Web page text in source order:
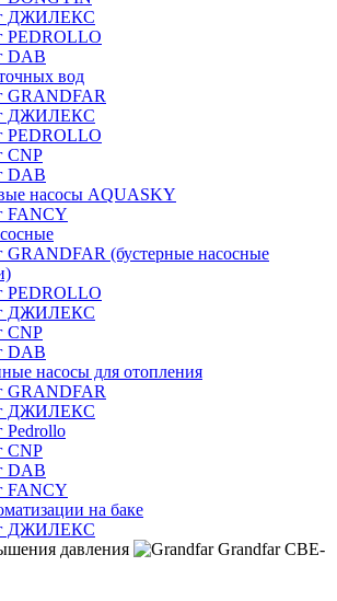
ДЖИЛЕКС
PEDROLLO
DAB
вод
GRANDFAR
ДЖИЛЕКС
PEDROLLO
CNP
DAB
насосы AQUASKY
FANCY
GRANDFAR (бустерные насосные
PEDROLLO
ДЖИЛЕКС
CNP
DAB
насосы для отопления
GRANDFAR
ДЖИЛЕКС
Pedrollo
CNP
DAB
FANCY
на баке
ДЖИЛЕКС
давления
Grandfar CBE-